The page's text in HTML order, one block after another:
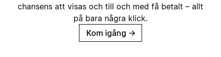
chansens att visas och till och med få betalt – allt
på bara några klick.
Kom igång →